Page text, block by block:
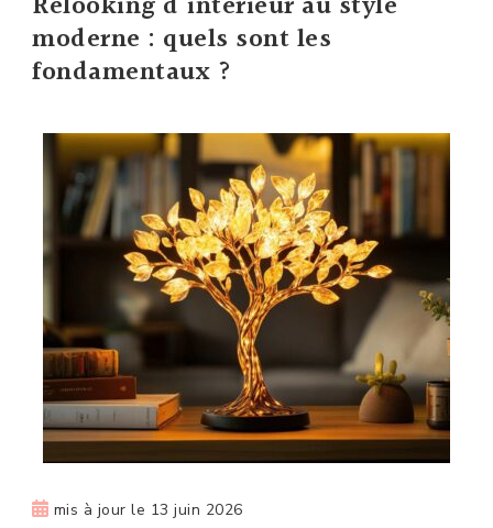
moderne : quels sont les
fondamentaux ?
mis à jour le 13 juin 2026